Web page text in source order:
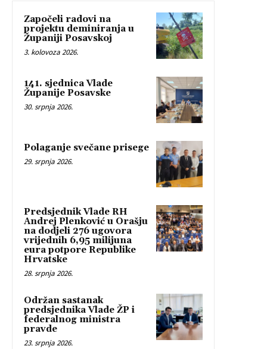
Započeli radovi na
projektu deminiranja u
Županiji Posavskoj
3. kolovoza 2026.
141. sjednica Vlade
Županije Posavske
30. srpnja 2026.
Polaganje svečane prisege
29. srpnja 2026.
Predsjednik Vlade RH
Andrej Plenković u Orašju
na dodjeli 276 ugovora
vrijednih 6,95 milijuna
eura potpore Republike
Hrvatske
28. srpnja 2026.
Održan sastanak
predsjednika Vlade ŽP i
federalnog ministra
pravde
23. srpnja 2026.